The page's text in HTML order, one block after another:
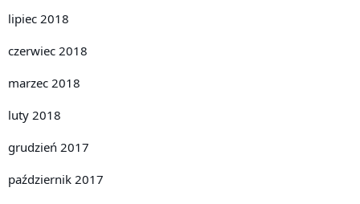
lipiec 2018
czerwiec 2018
marzec 2018
luty 2018
grudzień 2017
październik 2017